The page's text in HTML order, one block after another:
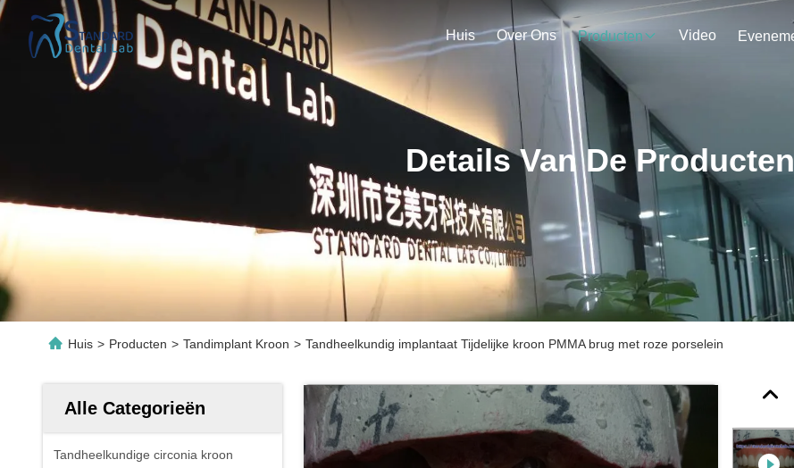
Huis Over Ons Producten Video
Details Van De Producten
Huis > Producten > Tandimplant Kroon > Tandheelkundig implantaat Tijdelijke kroon PMMA brug met roze porselein
Alle Categorieën
Tandheelkundige circonia kroon